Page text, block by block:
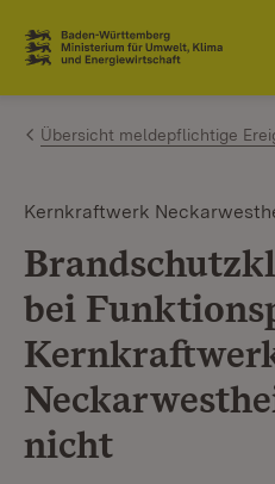
Zum Inhalt springen
Link zur Startseite
Übersicht meldepflichtige
Kernkraftwerk
bei
nicht